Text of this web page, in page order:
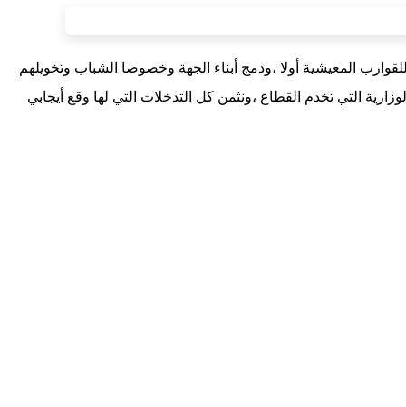
المعيشية أولا ،ودمج أبناء الجهة وخصوصا الشباب وتخويلهم
التي تخدم القطاع ،ونثمن كل التدخلات التي لها وقع أيجابي